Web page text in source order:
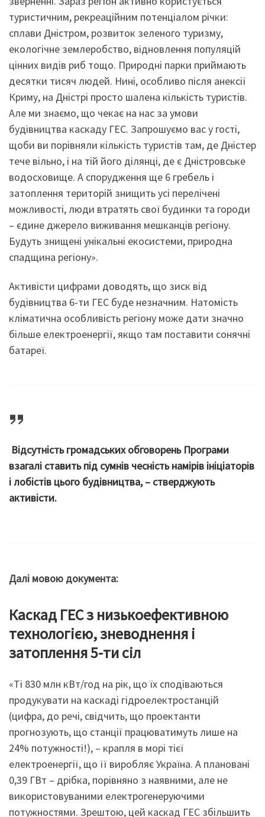
туристичним, рекреаційним потенціалом річки:
сплави Дністром, розвиток зеленого туризму,
екологічне землеробство, відновлення популяцій
цінних видів риб тощо. Природні парки приймають
десятки тисяч людей. Нині, особливо після анексії
Криму, на Дністрі просто шалена кількість туристів.
Але ми знаємо, що чекає на нас за умови
будівництва каскаду ГЕС. Запрошуємо вас у гості,
щоби ви порівняли кількість туристів там, де Дністер
тече вільно, і на тій його ділянці, де є Дністровське
водосховище. А спорудження ще 6 гребель і
затоплення територій знищить усі перелічені
можливості, люди втратять свої будинки та городи
– єдине джерело виживання мешканців регіону.
Будуть знищені унікальні екосистеми, природна
спадщина регіону».
Активісти цифрами доводять, що зиск від
будівництва 6-ти ГЕС буде незначним. Натомість
кліматична особливість регіону може дати значно
більше електроенергії, якщо там поставити сонячні
батареї.
Відсутність громадських обговорень Програми
взагалі ставить під сумнів чесність намірів ініціаторів
і лобістів цього будівництва, – стверджують
активісти.
Далі мовою документа:
Каскад ГЕС з низькоефективною
технологією, зневоднення і
затоплення 5-ти сіл
«Ті 830 млн кВт/год на рік, що їх сподіваються
продукувати на каскаді гідроелектростанцій
(цифра, до речі, свідчить, що проектанти
прогнозують, що станції працюватимуть лише на
24% потужності!), – крапля в морі тієї
електроенергії, що її виробляє Україна. А плановані
0,39 ГВт – дрібка, порівняно з наявними, але не
використовуваними електрогенеруючими
потужностями. Зрештою, цей каскад ГЕС збільшить